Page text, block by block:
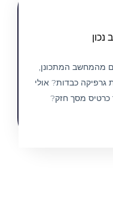
מהמחשב המתכונן,
גרפיקה כבדות? אולי
כרטיס מסך חזק?